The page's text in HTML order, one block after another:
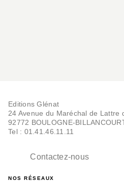
Editions Glénat
24 Avenue du Maréchal de Lattre
92772 BOULOGNE-
Tel : 01.41.46.11.11
Contactez-nous
NOS RÉSEAUX